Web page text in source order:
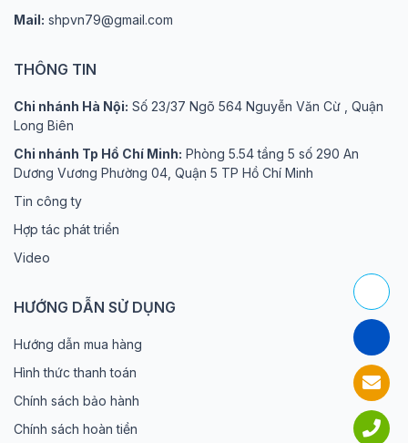
Mail: shpvn79@gmail.com
THÔNG TIN
Chi nhánh Hà Nội: Số 23/37 Ngõ 564 Nguyễn Văn Cừ , Quận
Long Biên
Chi nhánh Tp Hồ Chí Minh: Phòng 5.54 tầng 5 số 290 An
Dương Vương Phường 04, Quận 5 TP Hồ Chí Minh
Tin công ty
Hợp tác phát triển
Video
HƯỚNG DẪN SỬ DỤNG
Hướng dẫn mua hàng
Hình thức thanh toán
Chính sách bảo hành
Chính sách hoàn tiền